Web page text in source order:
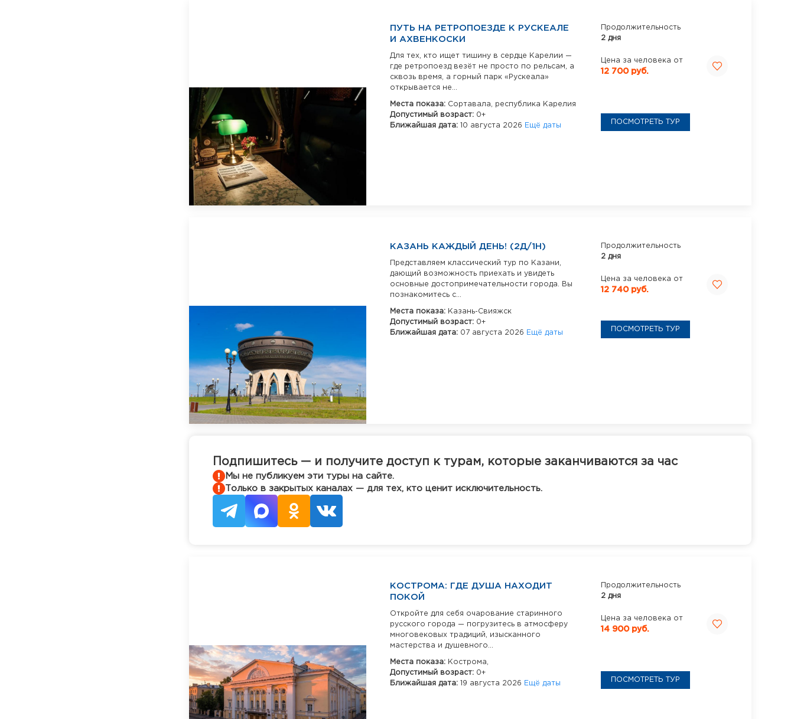
ПУТЬ НА РЕТРОПОЕЗДЕ К РУСКЕАЛЕ
И АХВЕНКОСКИ
Для тех, кто ищет тишину в сердце Карелии —
где ретропоезд везёт не просто по рельсам, а
сквозь время, а горный парк «Рускеала»
открывается не...
Места показа: Сортавала, республика Карелия
Допустимый возраст: 0+
Ближайшая дата: 10 августа 2026 Ещё даты
Продолжительность
2 дня
Цена за человека от
12 700 руб.
ПОСМОТРЕТЬ ТУР
КАЗАНЬ КАЖДЫЙ ДЕНЬ! (2Д/1Н)
Представляем классический тур по Казани,
дающий возможность приехать и увидеть
основные достопримечательности города. Вы
познакомитесь с...
Места показа: Казань-Свияжск
Допустимый возраст: 0+
Ближайшая дата: 07 августа 2026 Ещё даты
Продолжительность
2 дня
Цена за человека от
12 740 руб.
ПОСМОТРЕТЬ ТУР
Подпишитесь — и получите доступ к турам, которые заканчиваются за час
Мы не публикуем эти туры на сайте.
Только в закрытых каналах — для тех, кто ценит исключительность.
КОСТРОМА: ГДЕ ДУША НАХОДИТ
ПОКОЙ
Откройте для себя очарование старинного
русского города — погрузитесь в атмосферу
многовековых традиций, изысканного
мастерства и душевного...
Места показа: Кострома,
Допустимый возраст: 0+
Ближайшая дата: 19 августа 2026 Ещё даты
Продолжительность
2 дня
Цена за человека от
14 900 руб.
ПОСМОТРЕТЬ ТУР